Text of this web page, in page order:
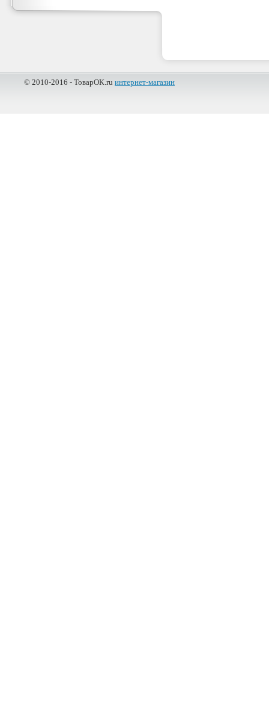
© 2010-2016 - ТоварОК.ru интернет-магазин